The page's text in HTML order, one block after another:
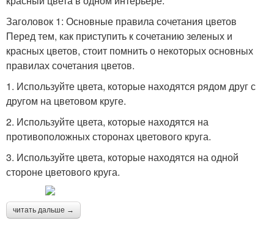
Заголовок 1: Основные правила сочетания цветов
Перед тем, как приступить к сочетанию зеленых и
красных цветов, стоит помнить о некоторых основных
правилах сочетания цветов.
1. Используйте цвета, которые находятся рядом друг с
другом на цветовом круге.
2. Используйте цвета, которые находятся на
противоположных сторонах цветового круга.
3. Используйте цвета, которые находятся на одной
стороне цветового круга.
читать дальше →